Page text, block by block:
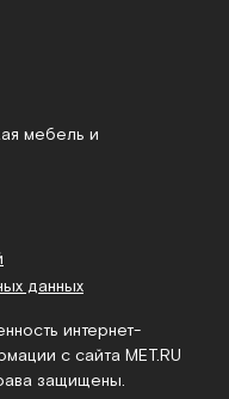
мебель и
данных
интернет-
с сайта MET.RU
защищены.